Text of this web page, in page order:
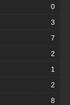
0
3
7
2
1
2
8